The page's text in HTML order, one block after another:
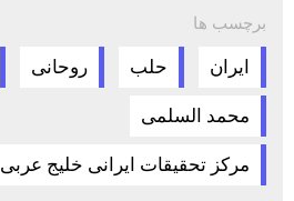
برچسب ها
ایران حلب روحانی
محمد السلمی
مرکز تحقیقات ایرانی خلیج عربی